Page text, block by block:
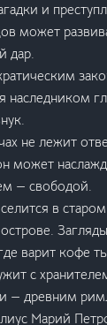
и
может
дар.
наследником
не лежит
может
— свободой.
в
варит кофе
с
— древним
Марий